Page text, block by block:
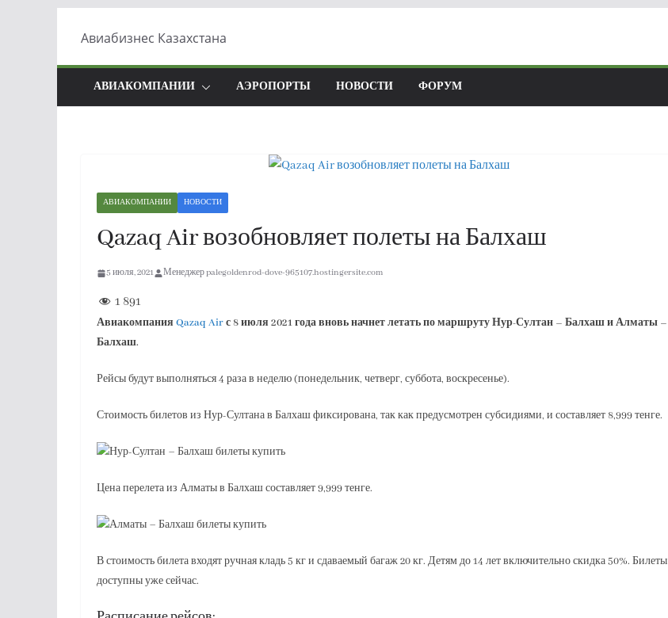
содержимому
Авиабизнес Казахстана
АВИАКОМПАНИИ АЭРОПОРТЫ НОВОСТИ ФОРУМ
АВИАКОМПАНИИ НОВОСТИ
Qazaq Air возобновляет полеты на Балхаш
5 июля, 2021 Менеджер palegoldenrod-dove-965107.hostingersite.com
1 891
Авиакомпания Qazaq Airс 8 июля 2021 года вновь начнет летать по маршруту Нур-Султан – Балхаш и Алматы –
Балхаш.
Рейсы будут выполняться 4 раза в неделю (понедельник, четверг, суббота, воскресенье).
Стоимость билетов из Нур-Султана в Балхаш фиксирована, так как предусмотрен субсидиями, и составляет 8,999 тенге.
Цена перелета из Алматы в Балхаш составляет 9,999 тенге.
В стоимость билета входят ручная кладь 5 кг и сдаваемый багаж 20 кг. Детям до 14 лет включительно скидка 50%. Билеты
доступны уже сейчас.